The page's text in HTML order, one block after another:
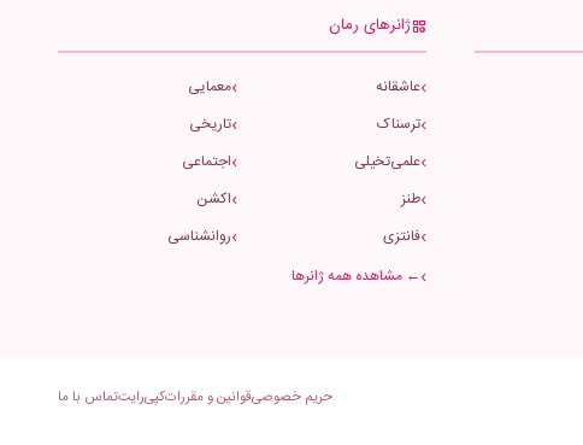
ژانرهای رمان
عاشقانه
معمایی
ترسناک
تاریخی
علمی‌تخیلی
اجتماعی
طنز
اکشن
فانتزی
روانشناسی
← مشاهده همه ژانرها
حریم خصوصیقوانین و مقرراتکپی‌رایتتماس با ما